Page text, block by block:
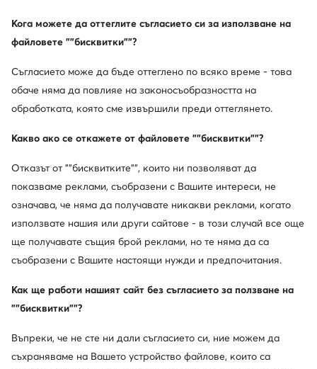
още 25% Код: SUMMER
Промоция
Guess
Актуална цена
61,99€
Най-ниска цена68,99 €-10%
Промоция
Guess
Актуална цена
81,99 €
Най-ниска цена91,99 €
Кога можете да оттеглите съгласието си за използване на
файловете ""бисквитки""?
Съгласието може да бъде оттеглено по всяко време - това
обаче няма да повлияе на законосъобразността на
обработката, която сме извършили преди оттеглянето.
Какво ако се откажете от файловете ""бисквитки""?
Отказът от ""бисквитките"", които ни позволяват да
показваме реклами, съобразени с Вашите интереси, не
означава, че няма да получавате никакви реклами, когато
използвате нашия или други сайтове - в този случай все още
ще получавате същия брой реклами, но те няма да са
съобразени с Вашите настоящи нужди и предпочитания.
Как ще работи нашият сайт без съгласието за ползване на
""бисквитки""?
Въпреки, че не сте ни дали съгласието си, ние можем да
съхраняваме на Вашето устройство файлове, които са